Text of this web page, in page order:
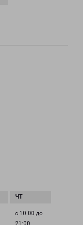
с 10:00 до
21:00